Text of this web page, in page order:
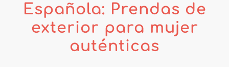
Española: Prendas de
exterior para mujer
auténticas